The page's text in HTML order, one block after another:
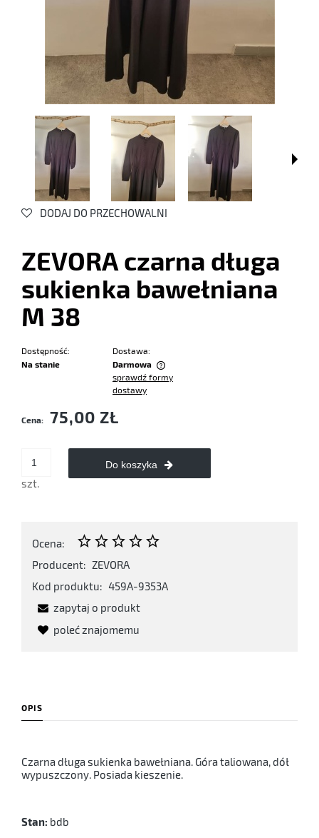
DODAJ DO PRZECHOWALNI
ZEVORA czarna długa
sukienka bawełniana
M 38
Dostępność:
Na stanie
Dostawa:
Darmowa
Cena nie zawiera ewentualnych kosztów płatności
sprawdź formy
dostawy
Cena: 75,00 ZŁ
szt.
Do koszyka
Ocena:
Producent: ZEVORA
Kod produktu: 459A-9353A
zapytaj o produkt
poleć znajomemu
OPIS
Czarna długa sukienka bawełniana. Góra taliowana, dół
wypuszczony. Posiada kieszenie.
Stan: bdb